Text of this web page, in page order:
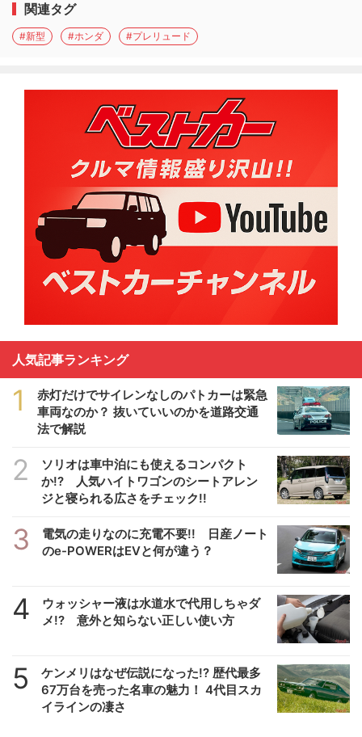
関連タグ
#新型 #ホンダ #プレリュード
人気記事ランキング
1
赤灯だけでサイレンなしのパトカーは緊急
車両なのか？ 抜いていいのかを道路交通
法で解説
2
ソリオは車中泊にも使えるコンパクト
か!? 人気ハイトワゴンのシートアレン
ジと寝られる広さをチェック!!
3
電気の走りなのに充電不要!! 日産ノート
のe-POWERはEVと何が違う？
4
ウォッシャー液は水道水で代用しちゃダ
メ!? 意外と知らない正しい使い方
5
ケンメリはなぜ伝説になった!? 歴代最多
67万台を売った名車の魅力！ 4代目スカ
イラインの凄さ